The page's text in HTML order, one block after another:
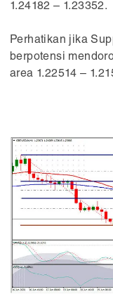
1.24182 – 1.23352.
Perhatikan jika
berpotensi
area 1.22514 –